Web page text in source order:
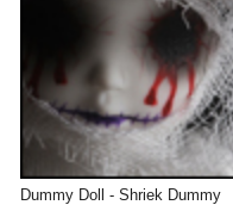
Dummy Doll - Shriek Dummy